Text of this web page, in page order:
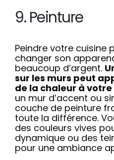
9. Peinture
Peindre votre cuisine
changer son
beaucoup d’argent.
sur les murs peut
de la chaleur à
un mur d’accent ou
couche de peinture
toute la différence.
des couleurs vives
dynamique ou des
pour une ambiance